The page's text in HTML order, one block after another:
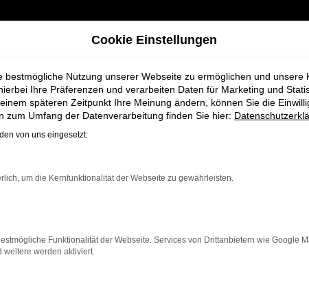
bei Schmidt + Koch für Bremervörde
Neuwagen bei
Bremervörde einen Neuwagen suchen. Mit seiner
jeden, der ein zuverlässiges und komfortables
Fahrkomfort, innovative Features und eine
Cookie Einstellungen
bestmögliche Nutzung unserer Webseite zu ermöglichen und unsere
Ihre Präferenzen und verarbeiten Daten für Marketing und
späteren Zeitpunkt Ihre Meinung ändern, können Sie die
zum Umfang der Datenverarbeitung finden Sie hier:
von uns eingesetzt:
um die Kernfunktionalität der Webseite zu gewährleisten.
Funktionalität der Webseite. Services von Drittanbietern wie Google
weitere werden aktiviert.